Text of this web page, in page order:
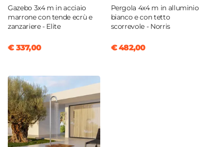
Gazebo 3x4 m in acciaio
marrone con tende ecrù e
zanzariere - Elite
€ 337,00
Pergola 4x4 m in alluminio
bianco e con tetto
scorrevole - Norris
€ 482,00